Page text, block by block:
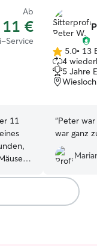
Ab
11 €
Service
11
5.0
von
5
Sternen
5.0• 13
4
5 Jahre
“Peter war
war ganz